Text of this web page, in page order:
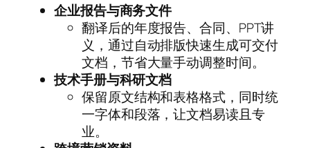
企业报告与商务文件
翻译后的年度报告、合同、PPT讲
义，通过自动排版快速生成可交付
文档，节省大量手动调整时间。
技术手册与科研文档
保留原文结构和表格格式，同时统
一字体和段落，让文档易读且专
业。